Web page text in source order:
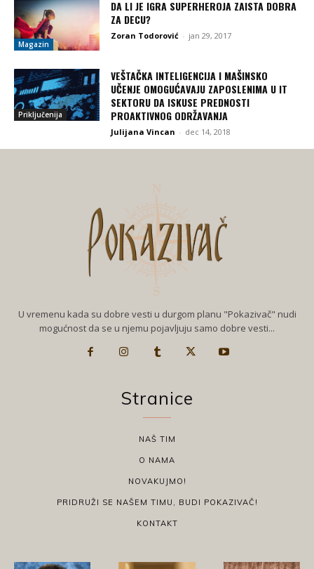
Magazin
DA LI JE IGRA SUPERHEROJA ZAISTA DOBRA
ZA DECU?
Zoran Todorović - jan 29, 2017
Priključenija
VEŠTAČKA INTELIGENCIJA I MAŠINSKO
UČENJE OMOGUĆAVAJU ZAPOSLENIMA U IT
SEKTORU DA ISKUSE PREDNOSTI
PROAKTIVNOG ODRŽAVANJA
Julijana Vincan - dec 14, 2018
U vremenu kada su dobre vesti u durgom planu "Pokazivač" nudi
mogućnost da se u njemu pojavljuju samo dobre vesti...
Stranice
NAŠ TIM
O NAMA
NOVAKUJMO!
PRIDRUŽI SE NAŠEM TIMU, BUDI POKAZIVAČ!
KONTAKT